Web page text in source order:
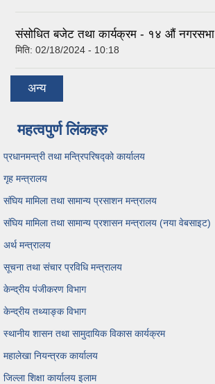
संसोधित बजेट तथा कार्यक्रम - १४ औं नगरसभा
मिति: 02/18/2024 - 10:18
अन्य
महत्वपुर्ण लिंकहरु
प्रधानमन्त्री तथा मन्त्रिपरिषद्को कार्यालय
गृह मन्त्रालय
संघिय मामिला तथा सामान्य प्रसाशन मन्त्रालय
संघिय मामिला तथा सामान्य प्रशासन मन्त्रालय (नया वेबसाइट)
अर्थ मन्त्रालय
सूचना तथा संचार प्रविधि मन्त्रालय
केन्द्रीय पंजीकरण विभाग
केन्द्रीय तथ्याङ्क विभाग
स्थानीय शासन तथा सामुदायिक विकास कार्यक्रम
महालेखा नियन्त्रक कार्यालय
जिल्ला शिक्षा कार्यालय इलाम